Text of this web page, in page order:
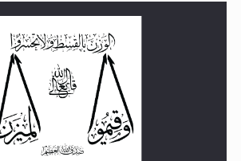
رأيٌ في لغة المسيح الموعود عليه السلام.. 4...